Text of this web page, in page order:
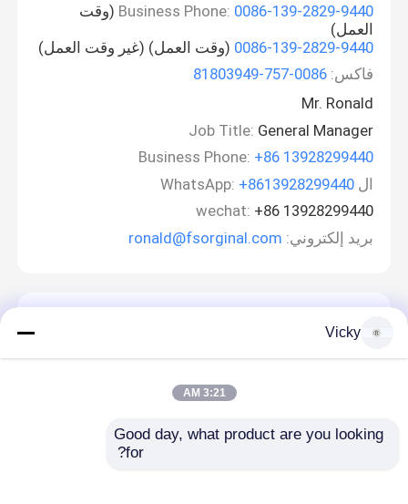
Business Phone: 0086-139-2829-9440
(وقت
العمل)
0086-139-2829-9440 (وقت العمل) (غير وقت العمل)
فاكس: 0086-757-81803949
Mr. Ronald
Job Title: General Manager
Business Phone: +86 13928299440
ال WhatsApp:+8613928299440
wechat: +86 13928299440
بريد إلكتروني: ronald@fsorginal.com
Vicky
3:21 AM
Good day, what product are you looking
for?